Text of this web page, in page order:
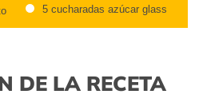
5 cucharadas azúcar glass
DE LA RECETA